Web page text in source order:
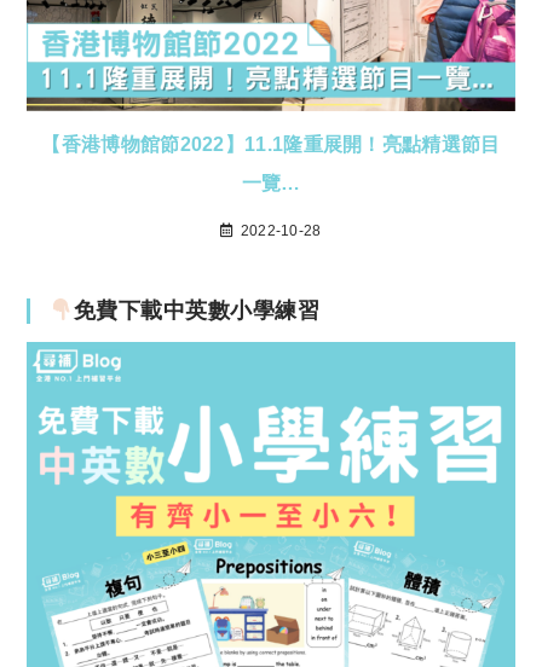
【香港博物館節2022】11.1隆重展開！亮點精選節目
一覽…
2022-10-28
免費下載中英數小學練習